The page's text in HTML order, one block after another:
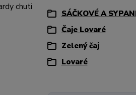
chuti
SÁČKOVÉ A
Čaje Lovaré
Zelený čaj
Lovaré